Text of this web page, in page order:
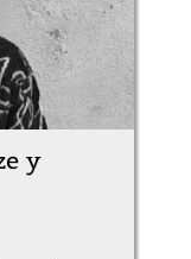
y